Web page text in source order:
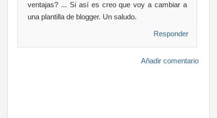
ventajas? ... Si así es creo que voy a cambiar a
una plantilla de blogger. Un saludo.
Responder
Añadir comentario